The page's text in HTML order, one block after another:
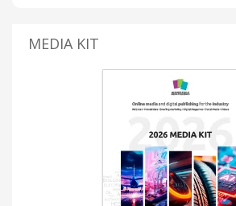
MEDIA KIT